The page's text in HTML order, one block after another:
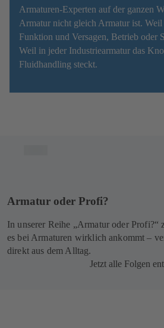
Armaturen-Experten auf der ganzen
Armatur nicht gleich Armatur ist.
Funktion und Versagen, Betrieb oder
Weil in jeder Industriearmatur das
Fluidhandling steckt.
Armatur oder Profi?
In unserer Reihe „Armatur oder
es bei Armaturen wirklich ankommt –
direkt aus dem Alltag.
Jetzt alle Folgen